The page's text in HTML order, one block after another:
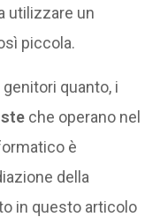
utilizzare un
piccola.
quanto, i
che operano nel
è
della
in questo articolo